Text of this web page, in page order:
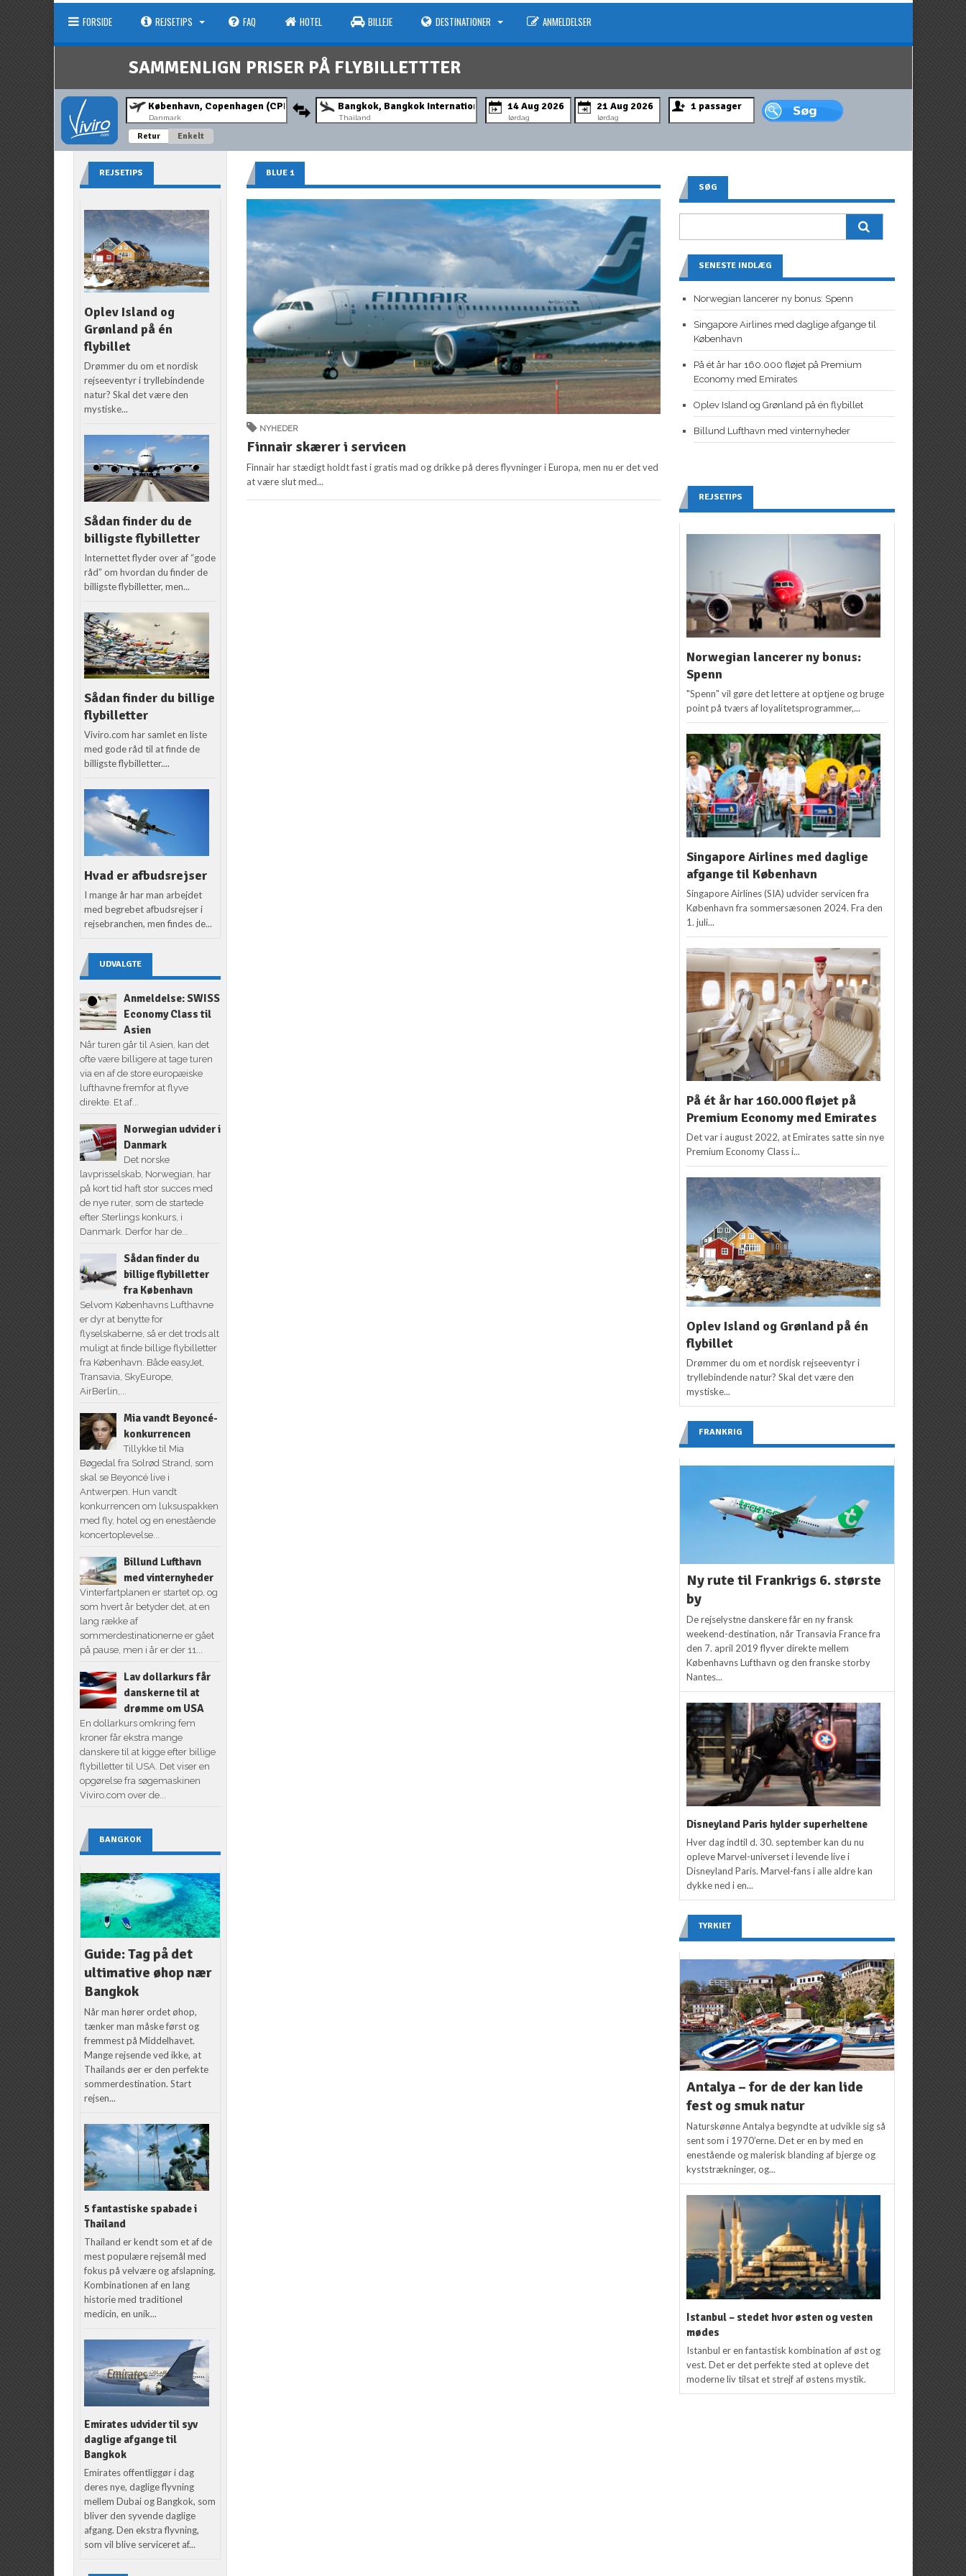
FORSIDE REJSETIPS FAQ HOTEL BILLEJE DESTINATIONER ANMELDELSER
SAMMENLIGN PRISER PÅ FLYBILLETTTER
Danmark Thailand lørdag lørdag
Retur Enkelt
BLUE 1
NYHEDER
Finnair skærer i servicen
Finnair har stædigt holdt fast i gratis mad og drikke på deres flyvninger i Europa, men nu er det ved
at være slut med...
REJSETIPS
Oplev Island og
Grønland på én
flybillet
Drømmer du om et nordisk
rejseeventyr i tryllebindende
natur? Skal det være den
mystiske...
Sådan finder du de
billigste flybilletter
Internettet flyder over af “gode
råd” om hvordan du finder de
billigste flybilletter, men...
Sådan finder du billige
flybilletter
Viviro.com har samlet en liste
med gode råd til at finde de
billigste flybilletter....
Hvad er afbudsrejser
I mange år har man arbejdet
med begrebet afbudsrejser i
rejsebranchen, men findes de...
UDVALGTE
Anmeldelse: SWISS
Economy Class til
Asien
Når turen går til Asien, kan det
ofte være billigere at tage turen
via en af de store europæiske
lufthavne fremfor at flyve
direkte. Et af...
Norwegian udvider i
Danmark
Det norske
lavprisselskab, Norwegian, har
på kort tid haft stor succes med
de nye ruter, som de startede
efter Sterlings konkurs, i
Danmark. Derfor har de...
Sådan finder du
billige flybilletter
fra København
Selvom Københavns Lufthavne
er dyr at benytte for
flyselskaberne, så er det trods alt
muligt at finde billige flybilletter
fra København. Både easyJet,
Transavia, SkyEurope,
AirBerlin,...
Mia vandt Beyoncé-
konkurrencen
Tillykke til Mia
Bøgedal fra Solrød Strand, som
skal se Beyoncé live i
Antwerpen. Hun vandt
konkurrencen om luksuspakken
med fly, hotel og en enestående
koncertoplevelse...
Billund Lufthavn
med vinternyheder
Vinterfartplanen er startet op, og
som hvert år betyder det, at en
lang række af
sommerdestinationerne er gået
på pause, men i år er der 11...
Lav dollarkurs får
danskerne til at
drømme om USA
En dollarkurs omkring fem
kroner får ekstra mange
danskere til at kigge efter billige
flybilletter til USA. Det viser en
opgørelse fra søgemaskinen
Viviro.com over de...
BANGKOK
Guide: Tag på det
ultimative øhop nær
Bangkok
Når man hører ordet øhop,
tænker man måske først og
fremmest på Middelhavet.
Mange rejsende ved ikke, at
Thailands øer er den perfekte
sommerdestination. Start
rejsen...
5 fantastiske spabade i
Thailand
Thailand er kendt som et af de
mest populære rejsemål med
fokus på velvære og afslapning.
Kombinationen af en lang
historie med traditionel
medicin, en unik...
Emirates udvider til syv
daglige afgange til
Bangkok
Emirates offentliggør i dag
deres nye, daglige flyvning
mellem Dubai og Bangkok, som
bliver den syvende daglige
afgang. Den ekstra flyvning,
som vil blive serviceret af...
SØG
SENESTE INDLÆG
Norwegian lancerer ny bonus: Spenn
Singapore Airlines med daglige afgange til
København
På ét år har 160.000 fløjet på Premium
Economy med Emirates
Oplev Island og Grønland på én flybillet
Billund Lufthavn med vinternyheder
REJSETIPS
Norwegian lancerer ny bonus:
Spenn
"Spenn" vil gøre det lettere at optjene og bruge
point på tværs af loyalitetsprogrammer,...
Singapore Airlines med daglige
afgange til København
Singapore Airlines (SIA) udvider servicen fra
København fra sommersæsonen 2024. Fra den
1. juli...
På ét år har 160.000 fløjet på
Premium Economy med Emirates
Det var i august 2022, at Emirates satte sin nye
Premium Economy Class i...
Oplev Island og Grønland på én
flybillet
Drømmer du om et nordisk rejseeventyr i
tryllebindende natur? Skal det være den
mystiske...
FRANKRIG
Ny rute til Frankrigs 6. største
by
De rejselystne danskere får en ny fransk
weekend-destination, når Transavia France fra
den 7. april 2019 flyver direkte mellem
Københavns Lufthavn og den franske storby
Nantes...
Disneyland Paris hylder superheltene
Hver dag indtil d. 30. september kan du nu
opleve Marvel-universet i levende live i
Disneyland Paris. Marvel-fans i alle aldre kan
dykke ned i en...
TYRKIET
Antalya – for de der kan lide
fest og smuk natur
Naturskønne Antalya begyndte at udvikle sig så
sent som i 1970’erne. Det er en by med en
enestående og malerisk blanding af bjerge og
kyststrækninger, og...
Istanbul – stedet hvor østen og vesten
mødes
Istanbul er en fantastisk kombination af øst og
vest. Det er det perfekte sted at opleve det
moderne liv tilsat et strejf af østens mystik.